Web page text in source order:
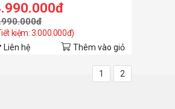
kiệm: 3.000.000đ)
Liên hệ Thêm vào giỏ
1 2